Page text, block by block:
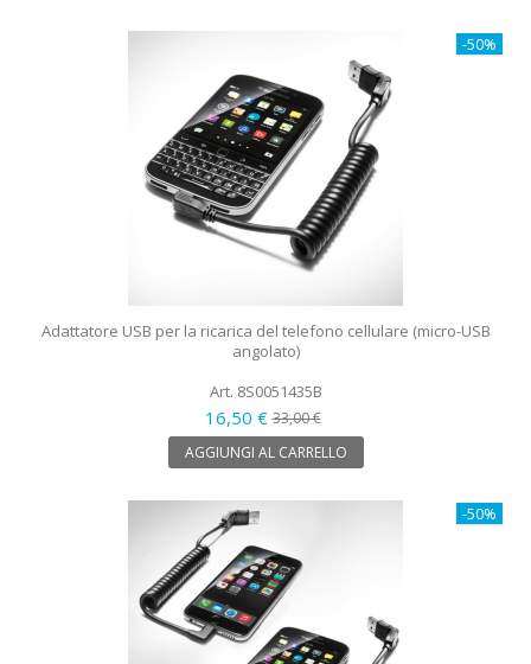
-50%
Adattatore USB per la ricarica del telefono cellulare (micro-USB
angolato)
Art. 8S0051435B
16,50 €33,00 €
AGGIUNGI AL CARRELLO
-50%